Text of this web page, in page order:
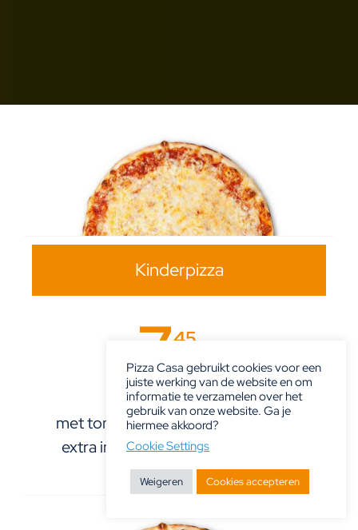
Kinderpizza
745
Ø 20
met tomatensaus en mozzarella per
extra ingrediënt (max. 3) + € 0.75
Pizza Casa gebruikt cookies voor een
juiste werking van de website en om
informatie te verzamelen over het
gebruik van onze website. Ga je
hiermee akkoord?
Cookie Settings
Weigeren Cookies accepteren